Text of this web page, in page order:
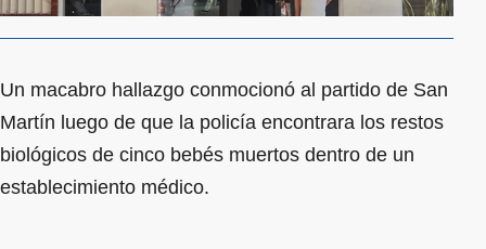
Un macabro hallazgo conmocionó al partido de San
Martín luego de que la policía encontrara los restos
biológicos de cinco bebés muertos dentro de un
establecimiento médico.